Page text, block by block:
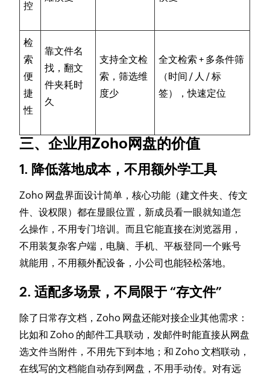
控
检
索
便
捷
性
靠文件名
找，翻文
件夹耗时
久
支持全文检
索，筛选维
度少
全文检索 + 多条件筛
（时间 / 人 / 标
签），快速定位
三、企业用Zoho网盘的价值
1. 降低落地成本，不用额外学工具
Zoho 网盘界面设计简单，核心功能（建文件夹、传文
件、设权限）都在显眼位置，新成员看一眼就知道怎
么操作，不用专门培训。而且它能直接在浏览器用，
不用装复杂客户端，电脑、手机、平板登同一个账号
就能用，不用额外配设备，小公司也能轻松落地。
2. 适配多场景，不局限于 “存文件”
除了日常存文档，Zoho 网盘还能对接企业其他需求：
比如和 Zoho 的邮件工具联动，发邮件时能直接从网盘
选文件当附件，不用先下到本地；和 Zoho 文档联动，
在线写的文档能自动存到网盘，不用手动传。对有远